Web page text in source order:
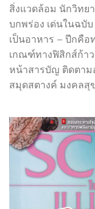
สิ่งแวดล้อม นักวิทย
บกพร่อง เด่นในฉบั
เป็นอาหาร – ปีกคือ
เกณฑ์ทางฟิสิกส์ก้า
หน้าสารบัญ ติดตาม
สมุดสตางค์ มงคลสุ